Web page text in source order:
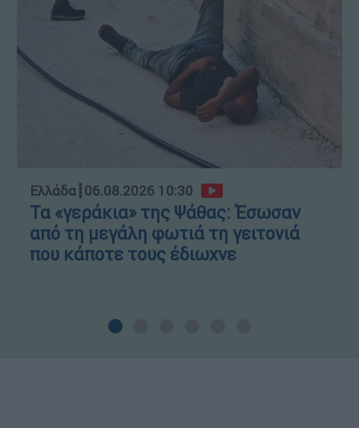
Ελλάδα┋06.08.2026 10:30
Τα «γεράκια» της Ψάθας: Έσωσαν
από τη μεγάλη φωτιά τη γειτονιά
που κάποτε τους έδιωχνε